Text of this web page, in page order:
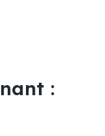
: